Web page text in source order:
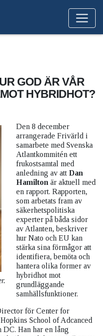
GOD ÄR VÅR
HYBRIDHOT?
Den 8 december
arrangerade Frivärld i
samarbete med Svenska
Atlantkommitén ett
frukostsamtal med
anledning av att Dan
Hamilton är aktuell med
en rapport. Rapporten,
som arbetats fram av
säkerhetspolitiska
experter på båda sidor
av Atlanten, beskriver
hur Nato och EU kan
stärka sina förmågor att
identifiera, bemöta och
hantera olika former av
hybridhot mot
grundläggande
samhällsfunktioner.
för Center for
School of Adcanced
Han har en lång